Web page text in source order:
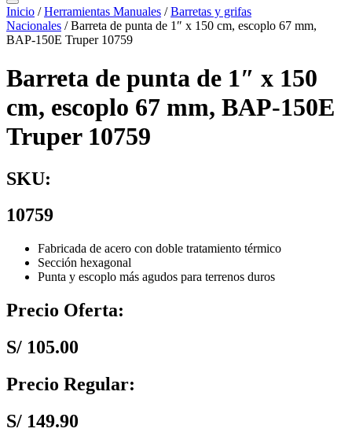
Inicio /Herramientas Manuales /Barretas y grifas
Nacionales / Barreta de punta de 1″ x 150 cm, escoplo 67 mm,
BAP-150E Truper 10759
Barreta de punta de 1″ x 150
cm, escoplo 67 mm, BAP-150E
Truper 10759
SKU:
10759
Fabricada de acero con doble tratamiento térmico
Sección hexagonal
Punta y escoplo más agudos para terrenos duros
Precio Oferta:
S/ 105.00
Precio Regular:
S/ 149.90